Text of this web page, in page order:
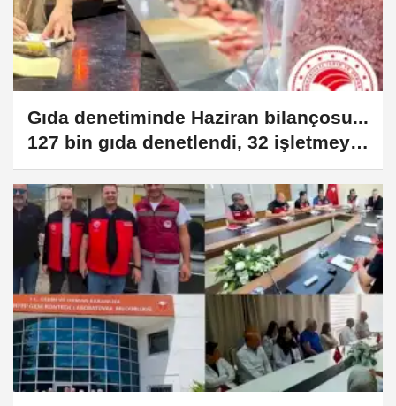
Gıda denetiminde Haziran bilançosu...
127 bin gıda denetlendi, 32 işletmeye
suç duyurusu